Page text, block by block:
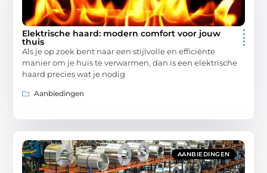
Elektrische haard: modern comfort voor jouw
thuis
Als je op zoek bent naar een stijlvolle en efficiënte
manier om je huis te verwarmen, dan is een elektrische
haard precies wat je nodig
Aanbiedingen
AANBIEDINGEN